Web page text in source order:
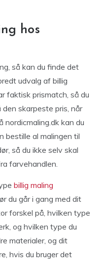
hos
så kan du finde det
udvalg af billig
faktisk prismatch, så du
skarpeste pris, når
nordicmaling.dk kan du
bestille al malingen til
så du ikke selv skal
farvehandlen.
billig maling
du går i gang med dit
forskel på, hvilken type
og hvilken type du
materialer, og dit
hvis du bruger det